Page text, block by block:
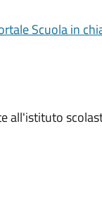
Scuola in
all'istituto